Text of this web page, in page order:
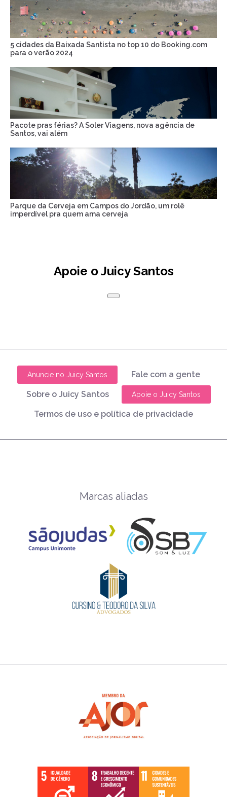
5 cidades da Baixada Santista no top 10 do Booking.com
para o verão 2024
Pacote pras férias? A Soler Viagens, nova agência de
Santos, vai além
Parque da Cerveja em Campos do Jordão, um rolê
imperdível pra quem ama cerveja
Apoie o Juicy Santos
Anuncie no Juicy Santos Fale com a gente
Sobre o Juicy Santos Apoie o Juicy Santos
Termos de uso e política de privacidade
Marcas aliadas